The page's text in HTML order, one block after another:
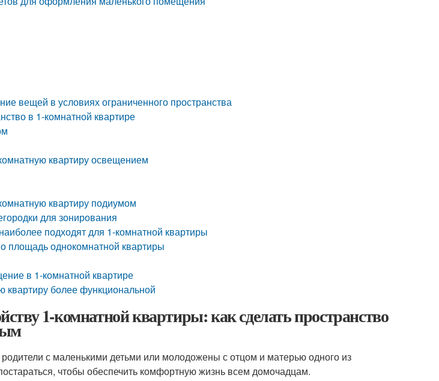
вещей в условиях ограниченного пространства
в 1-комнатной квартире
квартиру освещением
квартиру подиумом
для зонирования
подходят для 1-комнатной квартиры
площадь однокомнатной квартиры
в 1-комнатной квартире
квартиру более функциональной
1-комнатной квартиры: как сделать пространство
с маленькими детьми или молодожены с отцом и матерью одного из
чтобы обеспечить комфортную жизнь всем домочадцам.